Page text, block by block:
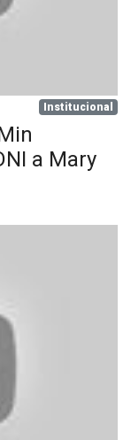
Institucional
a Mary